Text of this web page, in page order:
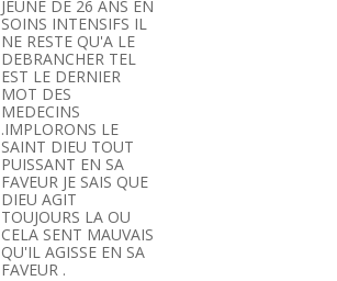
JEUNE DE 26 ANS EN
SOINS INTENSIFS IL
NE RESTE QU'A LE
DEBRANCHER TEL
EST LE DERNIER
MOT DES
MEDECINS
.IMPLORONS LE
SAINT DIEU TOUT
PUISSANT EN SA
FAVEUR JE SAIS QUE
DIEU AGIT
TOUJOURS LA OU
CELA SENT MAUVAIS
QU'IL AGISSE EN SA
FAVEUR .